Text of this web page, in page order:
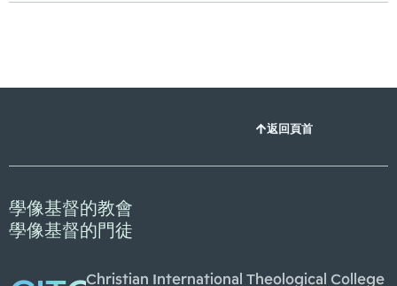
返回頁首
學像基督的教會
學像基督的門徒
Christian International Theological College